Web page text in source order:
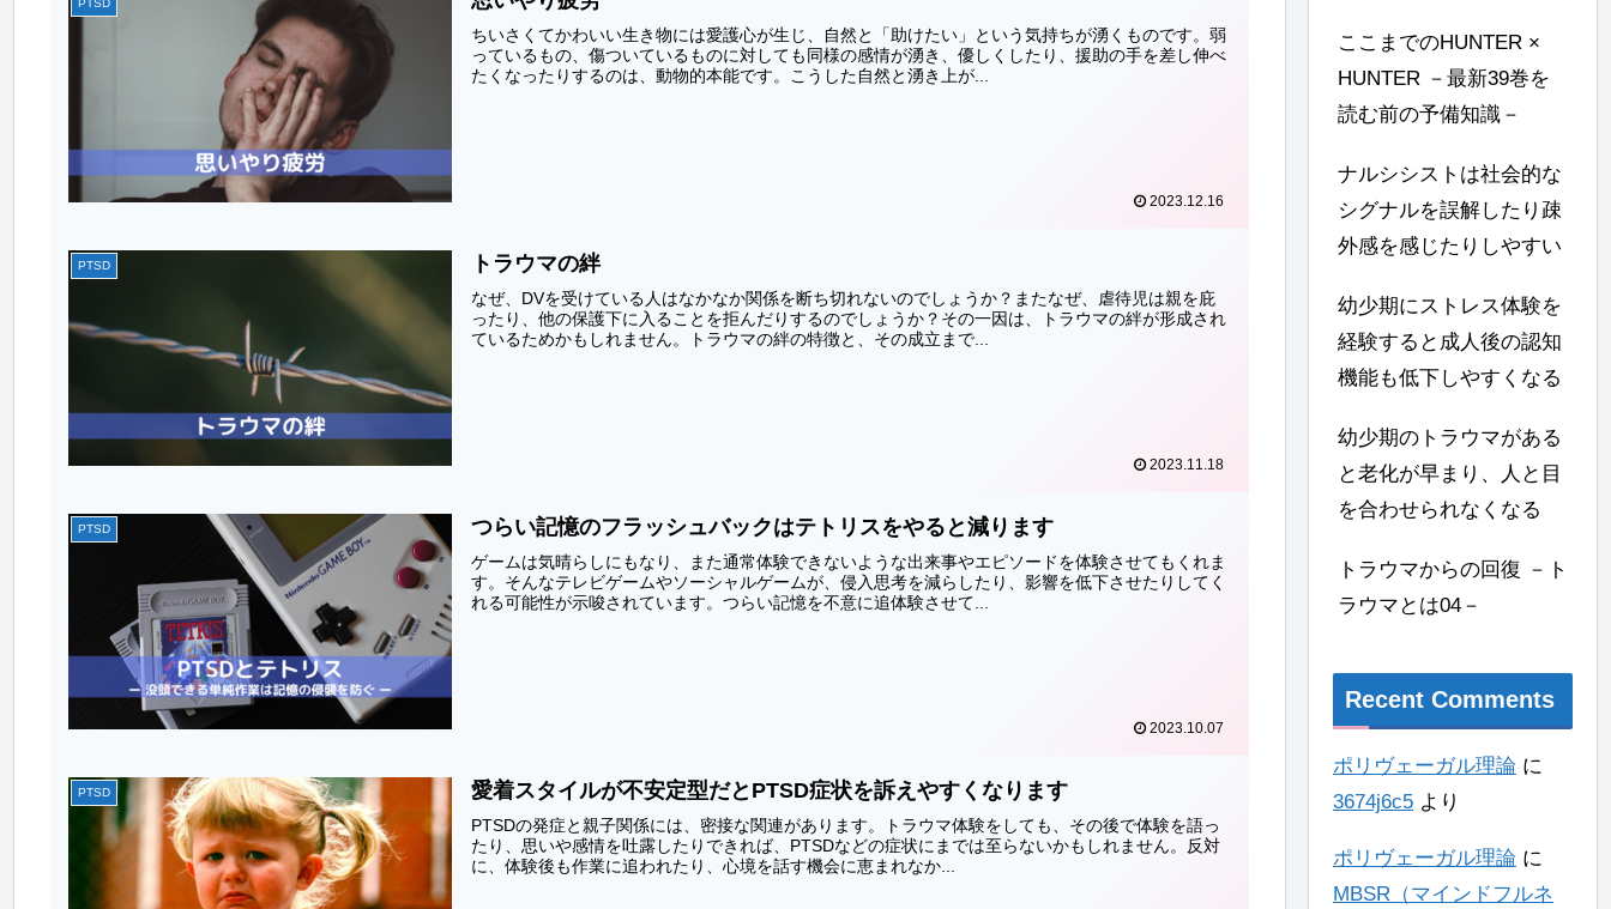
ちいさくてかわいい生き物には愛護心が生じ、自然と「助けたい」という気持ちが湧くものです。弱
っているもの、傷ついているものに対しても同様の感情が湧き、優しくしたり、援助の手を差し伸べ
たくなったりするのは、動物的本能です。こうした自然と湧き上が...
2023.12.16
PTSD トラウマの絆
なぜ、DVを受けている人はなかなか関係を断ち切れないのでしょうか？またなぜ、虐待児は親を庇
ったり、他の保護下に入ることを拒んだりするのでしょうか？その一因は、トラウマの絆が形成され
ているためかもしれません。トラウマの絆の特徴と、その成立まで...
2023.11.18
PTSD つらい記憶のフラッシュバックはテトリスをやると減ります
ゲームは気晴らしにもなり、また通常体験できないような出来事やエピソードを体験させてもくれま
す。そんなテレビゲームやソーシャルゲームが、侵入思考を減らしたり、影響を低下させたりしてく
れる可能性が示唆されています。つらい記憶を不意に追体験させて...
2023.10.07
PTSD 愛着スタイルが不安定型だとPTSD症状を訴えやすくなります
PTSDの発症と親子関係には、密接な関連があります。トラウマ体験をしても、その後で体験を語っ
たり、思いや感情を吐露したりできれば、PTSDなどの症状にまでは至らないかもしれません。反対
に、体験後も作業に追われたり、心境を話す機会に恵まれなか...
ここまでのHUNTER ×
HUNTER －最新39巻を
読む前の予備知識－
ナルシシストは社会的な
シグナルを誤解したり疎
外感を感じたりしやすい
幼少期にストレス体験を
経験すると成人後の認知
機能も低下しやすくなる
幼少期のトラウマがある
と老化が早まり、人と目
を合わせられなくなる
トラウマからの回復 －ト
ラウマとは04－
Recent Comments
ポリヴェーガル理論 に
3674j6c5 より
ポリヴェーガル理論 に
MBSR（マインドフルネ